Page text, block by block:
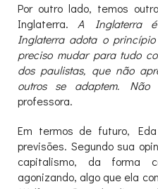
Por outro lado, temos
Inglaterra. A Inglaterra
Inglaterra adota o
preciso mudar para tudo
dos paulistas, que não
outros se adaptem. Não
professora.
Em termos de futuro,
previsões. Segundo sua
capitalismo, da forma
agonizando, algo que ela